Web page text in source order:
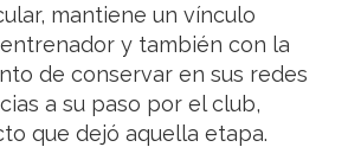
mantiene un vínculo
y también con la
de conservar en sus redes
a su paso por el club,
que dejó aquella etapa.